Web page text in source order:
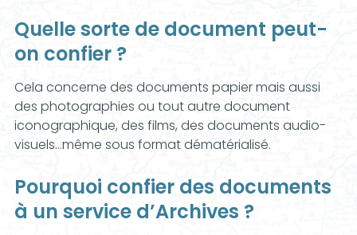
Quelle sorte de document peut-
on confier ?
Cela concerne des documents papier mais aussi
des photographies ou tout autre document
iconographique, des films, des documents audio-
visuels…même sous format dématérialisé.
Pourquoi confier des documents
à un service d’Archives ?